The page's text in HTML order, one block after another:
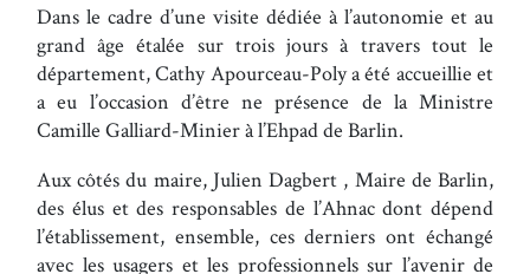
Dans le cadre d’une visite dédiée à l’autonomie et au
grand âge étalée sur trois jours à travers tout le
département, Cathy Apourceau-Poly a été accueillie et
a eu l’occasion d’être ne présence de la Ministre
Camille Galliard-Minier à l’Ehpad de Barlin.
Aux côtés du maire, Julien Dagbert , Maire de Barlin,
des élus et des responsables de l’Ahnac dont dépend
l’établissement, ensemble, ces derniers ont échangé
avec les usagers et les professionnels sur l’avenir de